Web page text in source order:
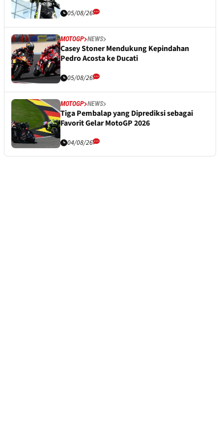
05/08/26
MOTOGP NEWS
Casey Stoner Mendukung Kepindahan
Pedro Acosta ke Ducati
05/08/26
MOTOGP NEWS
Tiga Pembalap yang Diprediksi sebagai
Favorit Gelar MotoGP 2026
04/08/26